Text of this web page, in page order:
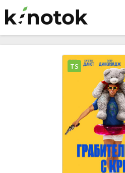
TS